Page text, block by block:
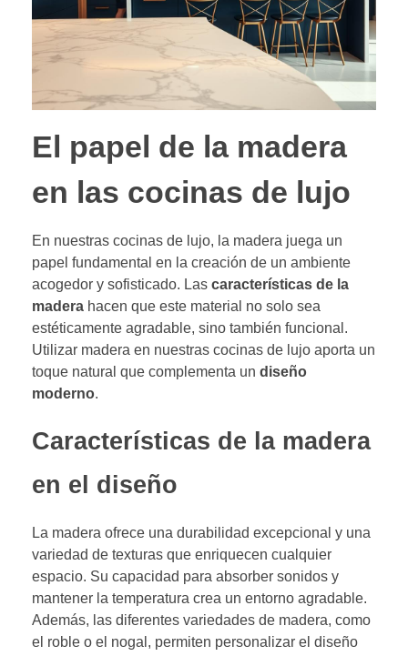
El papel de la madera
en las cocinas de lujo
En nuestras cocinas de lujo, la madera juega un
papel fundamental en la creación de un ambiente
acogedor y sofisticado. Las características de la
madera hacen que este material no solo sea
estéticamente agradable, sino también funcional.
Utilizar madera en nuestras cocinas de lujo aporta un
toque natural que complementa un diseño
moderno.
Características de la madera
en el diseño
La madera ofrece una durabilidad excepcional y una
variedad de texturas que enriquecen cualquier
espacio. Su capacidad para absorber sonidos y
mantener la temperatura crea un entorno agradable.
Además, las diferentes variedades de madera, como
el roble o el nogal, permiten personalizar el diseño